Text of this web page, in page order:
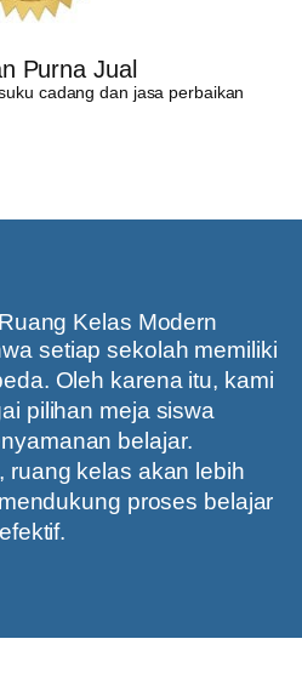
Purna Jual
cadang dan jasa perbaikan
Kelas Modern
setiap sekolah memiliki
Oleh karena itu, kami
pilihan meja siswa
belajar.
ruang kelas akan lebih
proses belajar